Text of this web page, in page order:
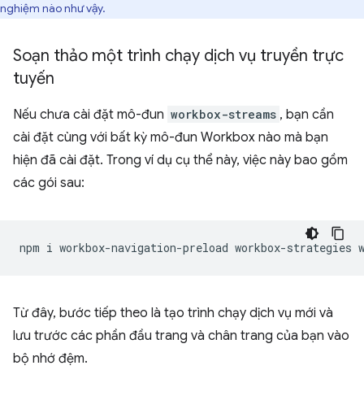
nghiệm nào như vậy.
Soạn thảo một trình chạy dịch vụ truyền trực
tuyến
Nếu chưa cài đặt mô-đun workbox-streams , bạn cần
cài đặt cùng với bất kỳ mô-đun Workbox nào mà bạn
hiện đã cài đặt. Trong ví dụ cụ thể này, việc này bao gồm
các gói sau:
npm i workbox-navigation-preload workbox-strategies
Từ đây, bước tiếp theo là tạo trình chạy dịch vụ mới và
lưu trước các phần đầu trang và chân trang của bạn vào
bộ nhớ đệm.